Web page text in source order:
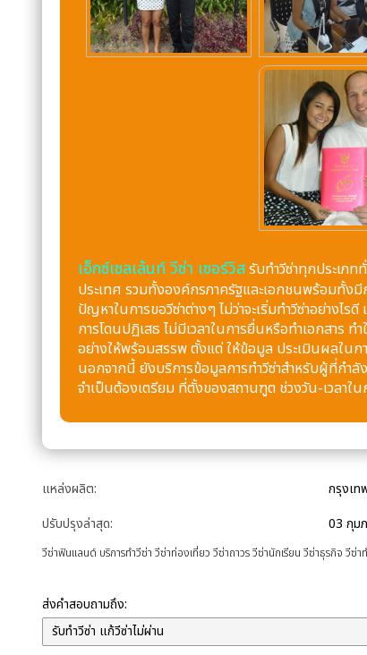
เอ็กซ์เซลเล้นท์ วีซ่า เซอร์วิสรับทำวีซ่าทุกประเภท
ประเทศ รวมทั้งองค์กรภาครัฐและเอกชนพร้อมทั้งมี
ปัญหาในการขอวีซ่าต่างๆ ไม่ว่าจะเริ่มทำวีซ่าอย่างไร
การโดนปฏิเสธ ไม่มีเวลาในการยื่นหรือทำเอกสาร
อย่างให้พร้อมสรรพ ตั้งแต่ ให้ข้อมูล ประเมินผลในก
นอกจากนี้ ยังบริการข้อมูลการทำวีซ่าสำหรับผู้ที่กำลั
จำเป็นต้องเตรียม ที่ตั้งของสถานฑูต ช่วงวัน-เวลาใ
แหล่งผลิต:
กรุงเท
ปรับปรุงล่าสุด:
03 กุม
วีซ่าฟินแลนด์ บริการทำวีซ่า วีซ่าท่องเที่ยว วีซ่าถาวร วีซ่านักเรียน วีซ่าธุรกิจ วีซ่า
ส่งคำสอบถามถึง: